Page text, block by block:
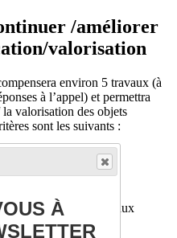
/améliorer
valorisation
environ 5 travaux (à
à l’appel) et permettra
valorisation des objets
sont les suivants :
PEPR eNSEMBLE
de la présentation
résultats issus de travaux
À